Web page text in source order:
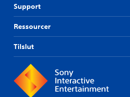
Support
Ressourcer
Tilslut